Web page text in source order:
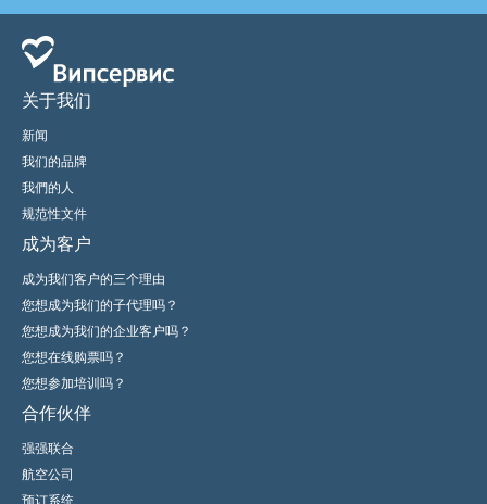
关于我们
新闻
我们的品牌
我們的人
规范性文件
成为客户
成为我们客户的三个理由
您想成为我们的子代理吗？
您想成为我们的企业客户吗？
您想在线购票吗？
您想参加培训吗？
合作伙伴
强强联合
航空公司
预订系统